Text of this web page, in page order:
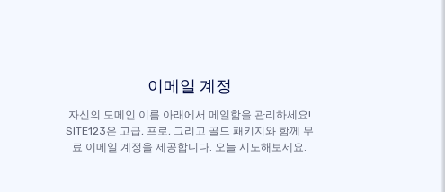
이메일 계정
자신의 도메인 이름 아래에서 메일함을 관리하세요!
SITE123은 고급, 프로, 그리고 골드 패키지와 함께 무
료 이메일 계정을 제공합니다. 오늘 시도해보세요.